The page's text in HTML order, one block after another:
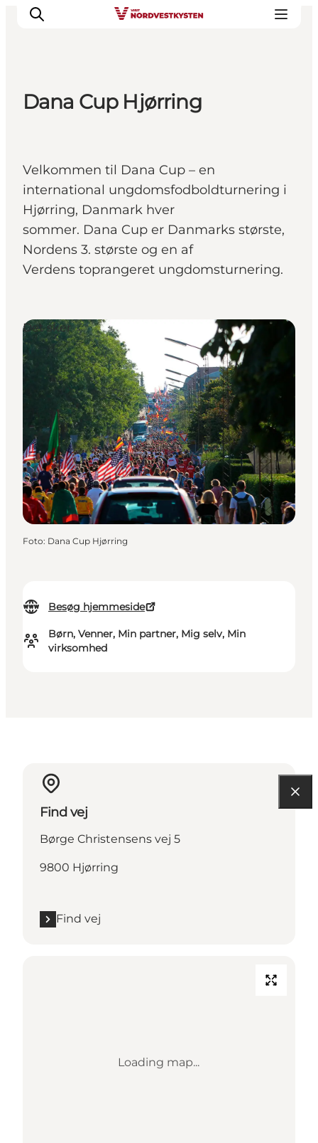
Handicapvenlig ferie
Events
Overnatning
Planlæg din ferie
Dana Cup Hjørring
Velkommen til Dana Cup – en
international ungdomsfodboldturnering i
Hjørring, Danmark hver
sommer. Dana Cup er Danmarks største,
Nordens 3. største og en af
Verdens toprangeret ungdomsturnering.
Besøg hjemmeside
Børn, Venner, Min partner, Mig selv, Min
virksomhed
Det sker
Foto: Dana Cup Hjørring
Find vej
Børge Christensens vej 5
9800 Hjørring
Find vej
Loading map...